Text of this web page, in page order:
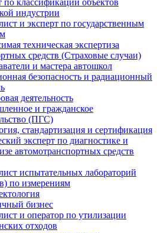
по классификации объектов
индустрии
и эксперт по государственным
техническая экспертиза
средств (Страховые случаи)
и мастера автошкол
безопасность и радиационный
деятельность
и гражданское
(ПГС)
стандартизация и сертификация
эксперт по диагностике и
автомотранспортных средств
испытательных лабораторий
по измерениям
бизнес
и оператор по утилизации
отходов